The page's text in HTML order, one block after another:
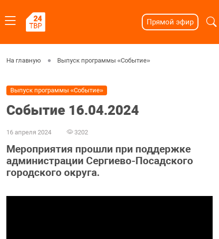
Прямой эфир
На главную Выпуск программы «Событие»
Выпуск программы «Событие»
Событие 16.04.2024
16 апреля 2024 3202
Мероприятия прошли при поддержке
администрации Сергиево-Посадского
городского округа.